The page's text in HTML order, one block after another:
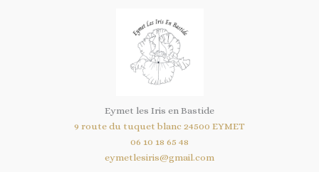
Eymet les Iris en Bastide
9 route du tuquet blanc 24500 EYMET
06 10 18 65 48
eymetlesiris@gmail.com